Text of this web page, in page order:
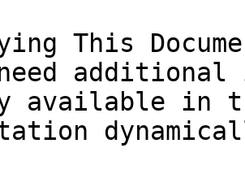
This
available in